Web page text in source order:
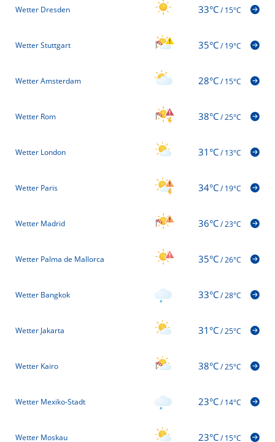
Wetter Dresden 33°C/15°C
Wetter Stuttgart 35°C/19°C
Wetter Amsterdam 28°C/15°C
Wetter Rom 38°C/25°C
Wetter London 31°C/13°C
Wetter Paris 34°C/19°C
Wetter Madrid 36°C/23°C
Wetter Palma de Mallorca 35°C/26°C
Wetter Bangkok 33°C/28°C
Wetter Jakarta 31°C/25°C
Wetter Kairo 38°C/25°C
Wetter Mexiko-Stadt 23°C/14°C
Wetter Moskau 23°C/15°C